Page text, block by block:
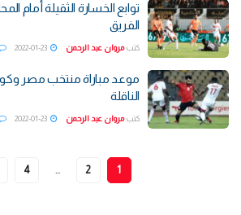
توابع الخسارة الثقيلة أمام
الفريق
كتب مروان عبد الرحمن
موعد مباراة منتخب مصر
الناقلة
كتب مروان عبد الرحمن
1
2
…
4